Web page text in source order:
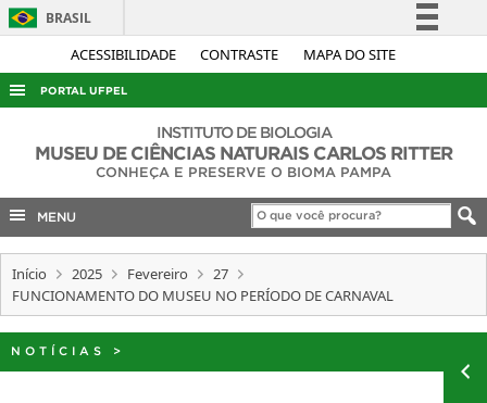
ACESSIBILIDADE CONTRASTE MAPA DO SITE
BRASIL
Simplifique!
Acesso à informação
Legislação
Canais
PORTAL UFPEL
ACESSO À INFORMAÇÃO
COBALTO
CONCURSOS
EDITAIS
OUVIDORIA
INSTITUTO DE BIOLOGIA
MUSEU DE CIÊNCIAS NATURAIS CARLOS RITTER
CONHEÇA E PRESERVE O BIOMA PAMPA
MENU
Início 2025 Fevereiro
27
FUNCIONAMENTO DO MUSEU NO PERÍODO DE CARNAVAL
NOTÍCIAS >